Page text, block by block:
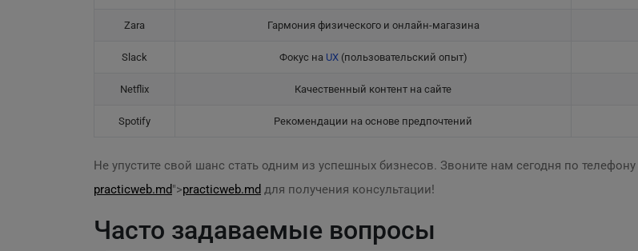
Zara Гармония физического и онлайн-магазина
Slack Фокус на UX(пользовательский опыт)
Netflix Качественный контент на сайте
Spotify Рекомендации на основе предпочтений
Не упустите свой шанс стать одним из успешных бизнесов. Звоните нам сегодня по телефону
practicweb.md">practicweb.md для получения консультации!
Часто задаваемые вопросы